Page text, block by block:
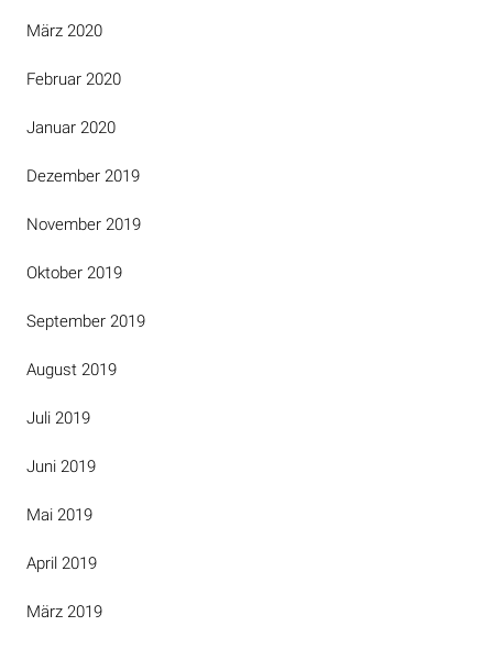
März 2020
Februar 2020
Januar 2020
Dezember 2019
November 2019
Oktober 2019
September 2019
August 2019
Juli 2019
Juni 2019
Mai 2019
April 2019
März 2019